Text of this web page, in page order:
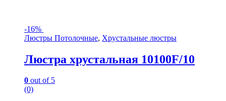
-16%
Люстры Потолочные, Хрустальные люстры
Люстра хрустальная 10100F/10
0 out of 5
(0)